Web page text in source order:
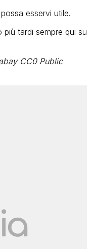
esservi utile.
tardi sempre qui su
CC0 Public